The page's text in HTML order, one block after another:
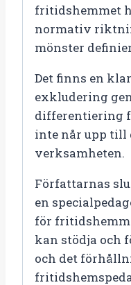
fritidshemmet
normativ
mönster
Det finns en
exkludering
differentiering
inte når upp till
verksamheten.
Författarnas
en
för
kan stödja och
och det